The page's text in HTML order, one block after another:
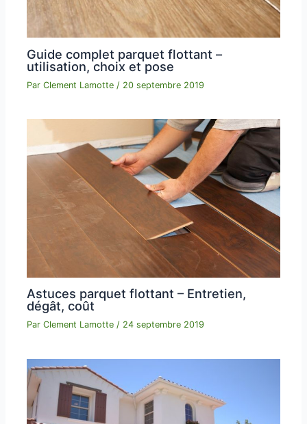
Guide complet parquet flottant –
utilisation, choix et pose
ParClement Lamotte / 20 septembre 2019
Astuces parquet flottant – Entretien,
dégât, coût
ParClement Lamotte/ 24 septembre 2019